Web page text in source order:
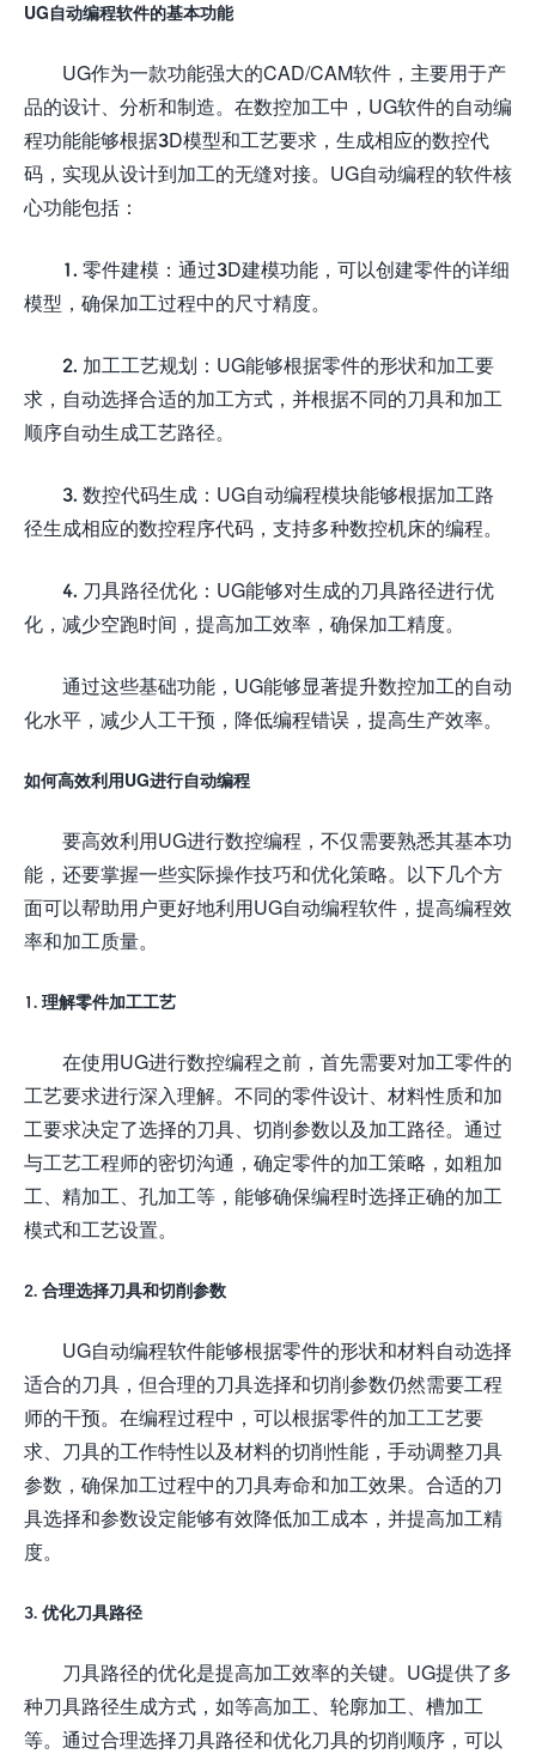
UG自动编程软件的基本功能
UG作为一款功能强大的CAD/CAM软件，主要用于产
品的设计、分析和制造。在数控加工中，UG软件的自动编
程功能能够根据3D模型和工艺要求，生成相应的数控代
码，实现从设计到加工的无缝对接。UG自动编程的软件核
心功能包括：
1. 零件建模：通过3D建模功能，可以创建零件的详细
模型，确保加工过程中的尺寸精度。
2. 加工工艺规划：UG能够根据零件的形状和加工要
求，自动选择合适的加工方式，并根据不同的刀具和加工
顺序自动生成工艺路径。
3. 数控代码生成：UG自动编程模块能够根据加工路
径生成相应的数控程序代码，支持多种数控机床的编程。
4. 刀具路径优化：UG能够对生成的刀具路径进行优
化，减少空跑时间，提高加工效率，确保加工精度。
通过这些基础功能，UG能够显著提升数控加工的自动
化水平，减少人工干预，降低编程错误，提高生产效率。
如何高效利用UG进行自动编程
要高效利用UG进行数控编程，不仅需要熟悉其基本功
能，还要掌握一些实际操作技巧和优化策略。以下几个方
面可以帮助用户更好地利用UG自动编程软件，提高编程效
率和加工质量。
1. 理解零件加工工艺
在使用UG进行数控编程之前，首先需要对加工零件的
工艺要求进行深入理解。不同的零件设计、材料性质和加
工要求决定了选择的刀具、切削参数以及加工路径。通过
与工艺工程师的密切沟通，确定零件的加工策略，如粗加
工、精加工、孔加工等，能够确保编程时选择正确的加工
模式和工艺设置。
2. 合理选择刀具和切削参数
UG自动编程软件能够根据零件的形状和材料自动选择
适合的刀具，但合理的刀具选择和切削参数仍然需要工程
师的干预。在编程过程中，可以根据零件的加工工艺要
求、刀具的工作特性以及材料的切削性能，手动调整刀具
参数，确保加工过程中的刀具寿命和加工效果。合适的刀
具选择和参数设定能够有效降低加工成本，并提高加工精
度。
3. 优化刀具路径
刀具路径的优化是提高加工效率的关键。UG提供了多
种刀具路径生成方式，如等高加工、轮廓加工、槽加工
等。通过合理选择刀具路径和优化刀具的切削顺序，可以